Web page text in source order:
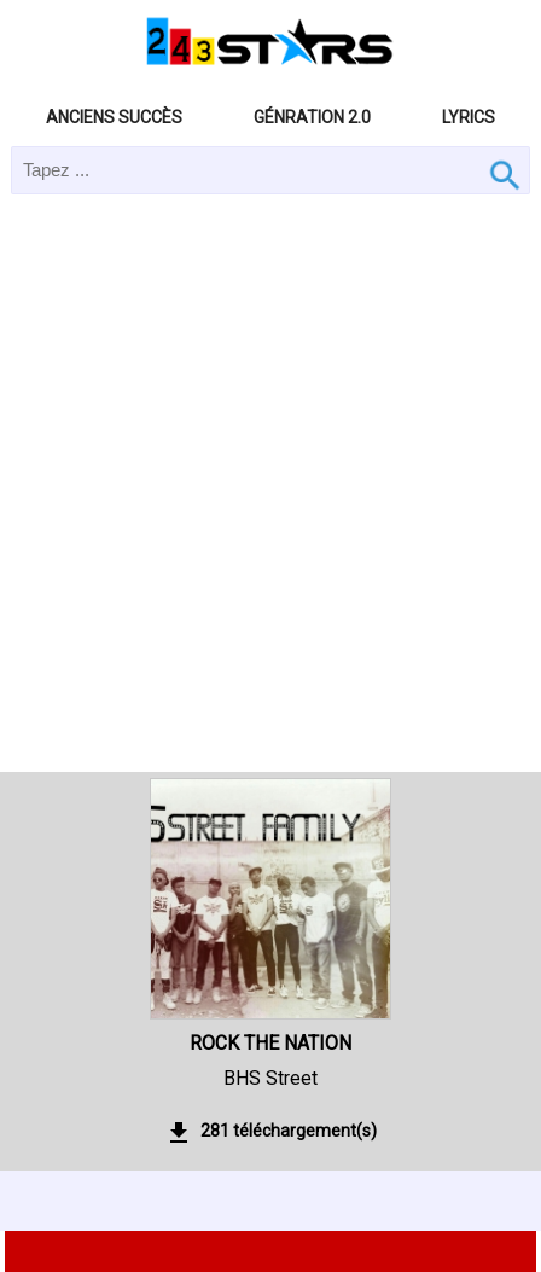
ANCIENS SUCCÈS GÉNRATION 2.0 LYRICS
ROCK THE NATION
BHS Street
281 téléchargement(s)